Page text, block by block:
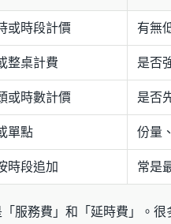
或時段計價
有無
整桌計費
是否
或時數計價
是否
單點
份量
時段追加 常是
服務費」和「延時費」。